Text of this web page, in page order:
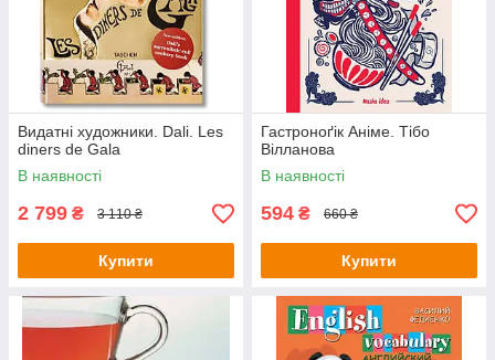
Видатні художники. Dali. Les
diners de Gala
В наявності
2 799 ₴ 3 110 ₴
Купити
Гастроноґік Аніме. Тібо
Вілланова
В наявності
594 ₴ 660 ₴
Купити